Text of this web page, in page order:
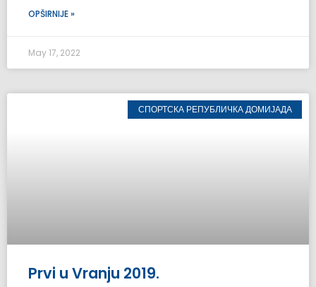
OPŠIRNIJE »
May 17, 2022
СПОРТСКА РЕПУБЛИЧКА ДОМИЈАДА
Prvi u Vranju 2019.